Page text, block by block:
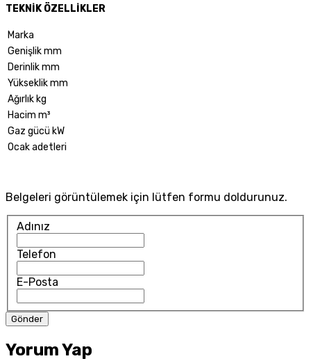
TEKNİK ÖZELLİKLER
Marka
Genişlik mm
Derinlik mm
Yükseklik mm
Ağırlık kg
Hacim m³
Gaz gücü kW
Ocak adetleri
Belgeleri görüntülemek için lütfen formu doldurunuz.
Adınız
Telefon
E-Posta
Yorum Yap